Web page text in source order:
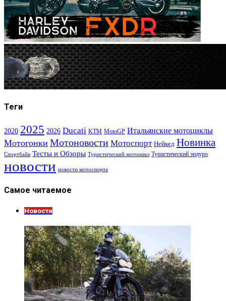
Теги
2020 2025 2026 Ducati KTM MotoGP Итальянские мотоциклы
Мотогонки Мотоновости Мотоспорт Нейкед Новинка
Спортбайк Тесты и Обзоры Туристический мотоцикл Туристический эндуро
новости новости мотоспорта
Самое читаемое
Новости